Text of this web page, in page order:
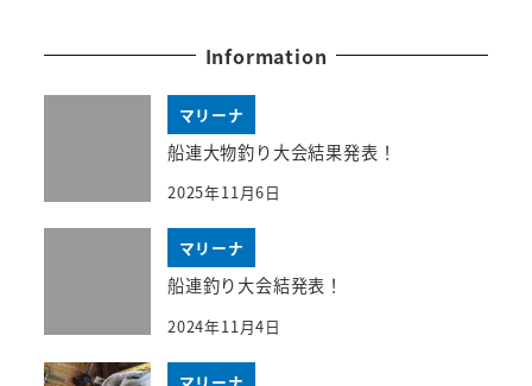
Information
マリーナ
船連大物釣り大会結果発表！
2025年11月6日
マリーナ
船連釣り大会結発表！
2024年11月4日
マリーナ